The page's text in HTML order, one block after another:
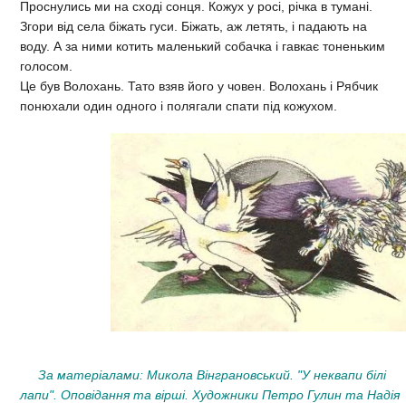
Проснулись ми на сході сонця. Кожух у росі, річка в тумані.
Згори від села біжать гуси. Біжать, аж летять, і падають на
воду. А за ними котить маленький собачка і гавкає тоненьким
голосом.
Це був Волохань. Тато взяв його у човен. Волохань і Рябчик
понюхали один одного і полягали спати під кожухом.
За матеріалами: Микола Вінграновський. "У неквапи білі
лапи". Оповідання та вірші. Художники Петро Гулин та Надія